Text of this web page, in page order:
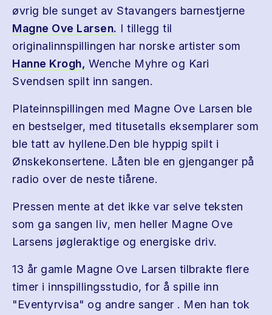
øvrig ble sunget av Stavangers barnestjerne
Magne Ove Larsen. I tillegg til
originalinnspillingen har norske artister som
Hanne Krogh, Wenche Myhre og Kari
Svendsen spilt inn sangen.
Plateinnspillingen med Magne Ove Larsen ble
en bestselger, med titusetalls eksemplarer som
ble tatt av hyllene.Den ble hyppig spilt i
Ønskekonsertene. Låten ble en gjenganger på
radio over de neste tiårene.
Pressen mente at det ikke var selve teksten
som ga sangen liv, men heller Magne Ove
Larsens jøgleraktige og energiske driv.
13 år gamle Magne Ove Larsen tilbrakte flere
timer i innspillingsstudio, for å spille inn
"Eventyrvisa" og andre sanger . Men han tok